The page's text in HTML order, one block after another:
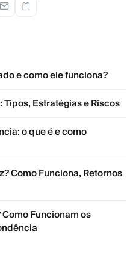
e como ele funciona?
Estratégias e Riscos
o que é e como
Como Funciona, Retornos
Funcionam os